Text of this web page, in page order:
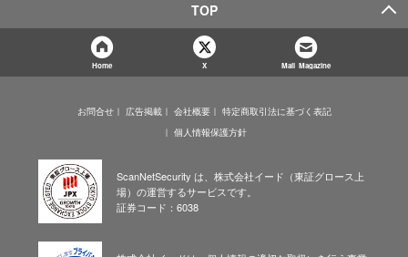
TOP
Home X Mail Magazine
お問合せ 広告掲載 会社概要
特定商取引法に基づく表記
個人情報保護方針
ScanNetSecurity は、株式会社イード（東証グロース上
場）の運営するサービスです。
証券コード：6038